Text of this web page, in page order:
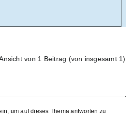
von 1 Beitrag (von insgesamt 1)
um auf dieses Thema antworten zu